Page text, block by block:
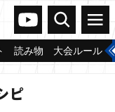
ヴァンガードch
検索 メニュー
読み物 大会ルール
ピ